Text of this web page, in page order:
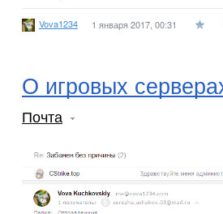
Vova1234 1 января 2017, 00:31
О игровых
Почта